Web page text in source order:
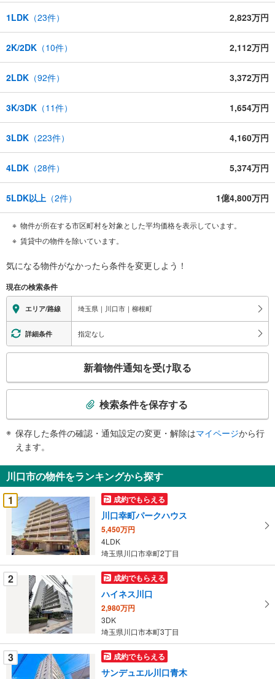
1LDK （23件） 2,823万円
2K/2DK （10件） 2,112万円
2LDK （92件） 3,372万円
3K/3DK （11件） 1,654万円
3LDK （223件） 4,160万円
4LDK （28件） 5,374万円
5LDK以上 （2件） 1億4,800万円
物件が所在する市区町村を対象とした平均価格を表示しています。
賃貸中の物件を除いています。
気になる物件がなかったら条件を変更しよう！
現在の検索条件
エリア/路線 埼玉県｜川口市｜柳根町
詳細条件 指定なし
検
知
を
受
け
取
る
・
件
を
ー
ジ
に
新着物件通知を受け取る
検索条件を保存する
保存した条件の確認・通知設定の変更・解除はマイページから行
えます。
川口市の物件をランキングから探す
1
成約でもらえる
川口幸町パークハウス
5,450万円
4LDK
埼玉県川口市幸町2丁目
2 成約でもらえる
ハイネス川口
2,980万円
3DK
埼玉県川口市本町3丁目
3 成約でもらえる
サンデュエル川口青木